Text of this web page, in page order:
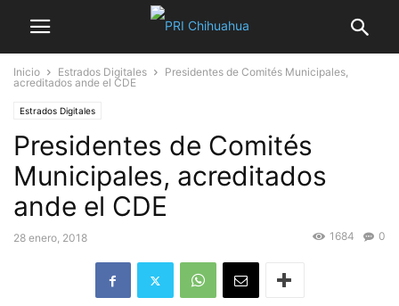
Inicio Estrados Digitales
Presidentes de Comités Municipales,
acreditados ande el CDE
Estrados Digitales
Presidentes de Comités
Municipales, acreditados
ande el CDE
28 enero, 2018 0
1684